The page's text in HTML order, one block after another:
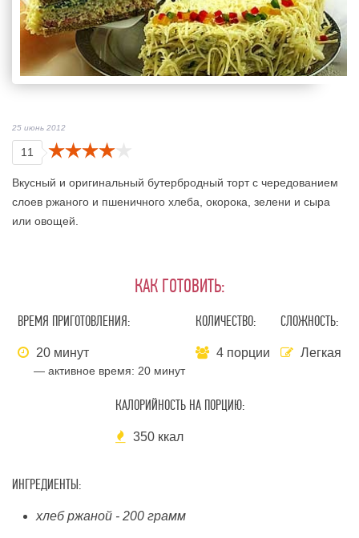
25 июнь 2012
11
Вкусный и оригинальный бутербродный торт с чередованием
слоев ржаного и пшеничного хлеба, окорока, зелени и сыра
или овощей.
КАК ГОТОВИТЬ:
ВРЕМЯ ПРИГОТОВЛЕНИЯ:
20 минут
— активное время: 20 минут
КОЛИЧЕСТВО:
4 порции
СЛОЖНОСТЬ:
Легкая
КАЛОРИЙНОСТЬ НА ПОРЦИЮ:
350 ккал
ИНГРЕДИЕНТЫ:
хлеб ржаной - 200 грамм